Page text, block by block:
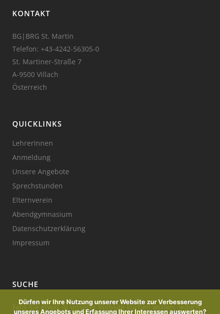
KONTAKT
BG|BRG St. Martin
Telefon: +43-4242-56305-0
St. Martiner-Straße 7
A-9500 Villach
Österreich
QUICKLINKS
LehrerInnen
Anmeldung
Unsere Angebote
Sprechstunden
Elternverein
Abendgymnasium
Datenschutzerklärung
Impressum
SUCHE
Falls Sie etwas in unserer Website suchen wollen, jedoch
Dürfen wir Ihre Nutzung unserer Website zur Verbesserung
unseres Angebots und Erfassung Ihrer Interessen auswerten?